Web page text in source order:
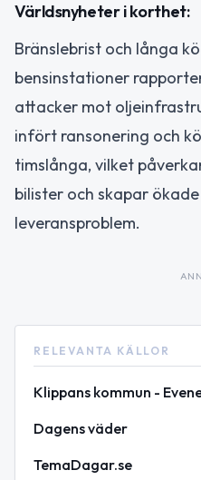
Världsnyheter i korthet:
Bränslebrist och långa
bensinstationer
attacker mot
infört ransonering och
timslånga, vilket
bilister och skapar
leveransproblem.
RELEVANTA KÄLLOR
Klippans kommun -
Dagens väder
TemaDagar.se